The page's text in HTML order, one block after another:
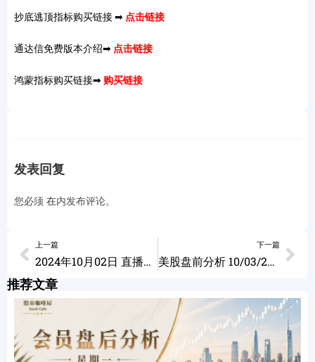
抄底逃顶指标购买链接 ➡ 点击链接
通达信免费版本介绍➡ 点击链接
鸿蒙指标购买链接➡ 购买链接
发表回复
您必须 在内发布评论。
上一篇
2024年10月02日 直播回放 空单保护的意义和思路
下一篇
美股盘前分析 10/03/2024
推荐文章